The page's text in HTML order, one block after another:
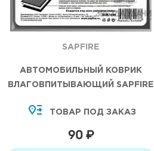
SAPFIRE
АВТОМОБИЛЬНЫЙ КОВРИК
ВЛАГОВПИТЫВАЮЩИЙ SAPFIRE
ТОВАР ПОД ЗАКАЗ
90 ₽